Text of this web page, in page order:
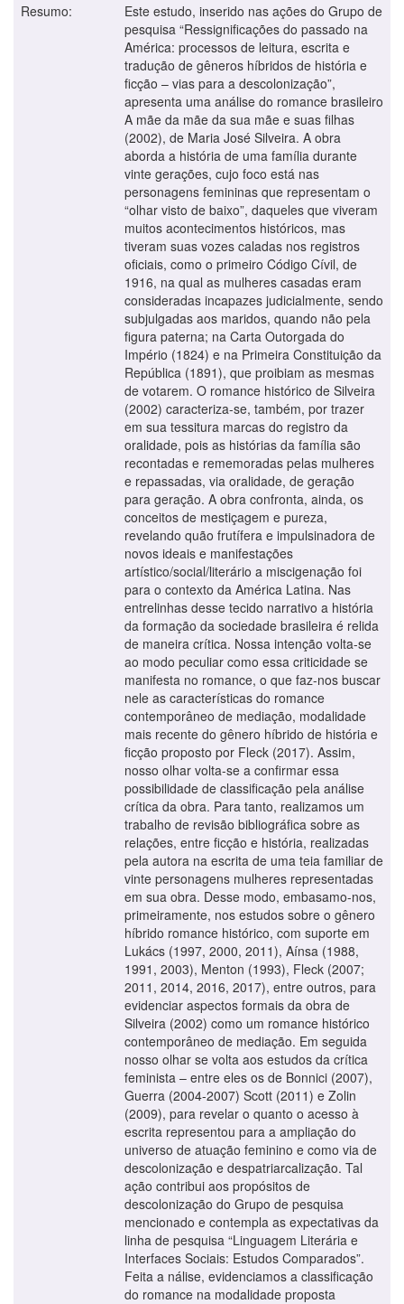
Resumo:
Este estudo, inserido nas ações do Grupo de
pesquisa “Ressignificações do passado na
América: processos de leitura, escrita e
tradução de gêneros híbridos de história e
ficção – vias para a descolonização”,
apresenta uma análise do romance brasileiro
A mãe da mãe da sua mãe e suas filhas
(2002), de Maria José Silveira. A obra
aborda a história de uma família durante
vinte gerações, cujo foco está nas
personagens femininas que representam o
“olhar visto de baixo”, daqueles que viveram
muitos acontecimentos históricos, mas
tiveram suas vozes caladas nos registros
oficiais, como o primeiro Código Cívil, de
1916, na qual as mulheres casadas eram
consideradas incapazes judicialmente, sendo
subjulgadas aos maridos, quando não pela
figura paterna; na Carta Outorgada do
Império (1824) e na Primeira Constituição da
República (1891), que proibiam as mesmas
de votarem. O romance histórico de Silveira
(2002) caracteriza-se, também, por trazer
em sua tessitura marcas do registro da
oralidade, pois as histórias da família são
recontadas e rememoradas pelas mulheres
e repassadas, via oralidade, de geração
para geração. A obra confronta, ainda, os
conceitos de mestiçagem e pureza,
revelando quão frutífera e impulsinadora de
novos ideais e manifestações
artístico/social/literário a miscigenação foi
para o contexto da América Latina. Nas
entrelinhas desse tecido narrativo a história
da formação da sociedade brasileira é relida
de maneira crítica. Nossa intenção volta-se
ao modo peculiar como essa criticidade se
manifesta no romance, o que faz-nos buscar
nele as características do romance
contemporâneo de mediação, modalidade
mais recente do gênero híbrido de história e
ficção proposto por Fleck (2017). Assim,
nosso olhar volta-se a confirmar essa
possibilidade de classificação pela análise
crítica da obra. Para tanto, realizamos um
trabalho de revisão bibliográfica sobre as
relações, entre ficção e história, realizadas
pela autora na escrita de uma teia familiar de
vinte personagens mulheres representadas
em sua obra. Desse modo, embasamo-nos,
primeiramente, nos estudos sobre o gênero
híbrido romance histórico, com suporte em
Lukács (1997, 2000, 2011), Aínsa (1988,
1991, 2003), Menton (1993), Fleck (2007;
2011, 2014, 2016, 2017), entre outros, para
evidenciar aspectos formais da obra de
Silveira (2002) como um romance histórico
contemporâneo de mediação. Em seguida
nosso olhar se volta aos estudos da crítica
feminista – entre eles os de Bonnici (2007),
Guerra (2004-2007) Scott (2011) e Zolin
(2009), para revelar o quanto o acesso à
escrita representou para a ampliação do
universo de atuação feminino e como via de
descolonização e despatriarcalização. Tal
ação contribui aos propósitos de
descolonização do Grupo de pesquisa
mencionado e contempla as expectativas da
linha de pesquisa “Linguagem Literária e
Interfaces Sociais: Estudos Comparados”.
Feita a nálise, evidenciamos a classificação
do romance na modalidade proposta